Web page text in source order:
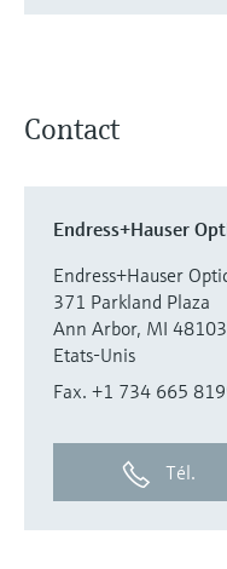
Contact
Endress+Hauser
Endress+Hauser
371 Parkland Plaza
Ann Arbor, MI 48103
Etats-Unis
Fax. +1 734 665
Tél.